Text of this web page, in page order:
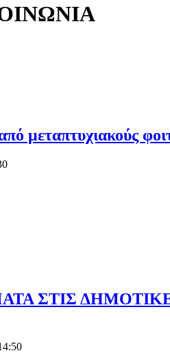
μεταπτυχιακούς
ΣΤΙΣ